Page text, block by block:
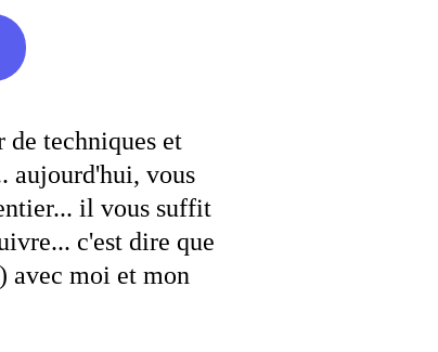
de techniques et
aujourd'hui, vous
il vous suffit
c'est dire que
avec moi et mon